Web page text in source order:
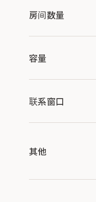
房间数量
容量
联系窗口
其他